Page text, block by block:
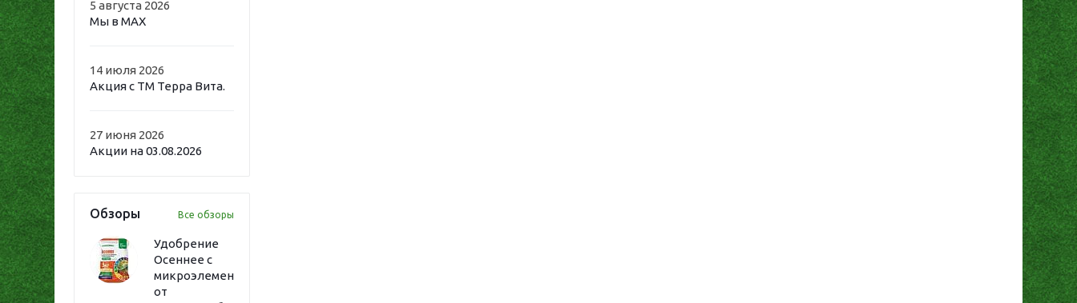
5 августа 2026
Мы в MAX
14 июля 2026
Акция с ТМ Терра Вита.
27 июня 2026
Акции на 03.08.2026
Обзоры Все обзоры
Удобрение
Осеннее с
микроэлементами
от